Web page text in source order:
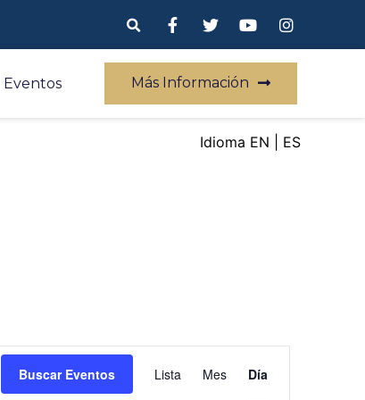
Eventos Más Información
EN ES
Buscar Eventos
de
Lista Mes Día